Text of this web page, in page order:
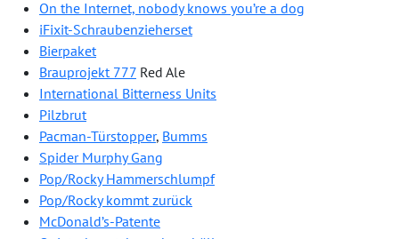
On the Internet, nobody knows you’re a dog
iFixit-Schraubenzieherset
Bierpaket
Brauprojekt 777 Red Ale
International Bitterness Units
Pilzbrut
Pacman-Türstopper, Bumms
Spider Murphy Gang
Pop/Rocky Hammerschlumpf
Pop/Rocky kommt zurück
McDonald’s-Patente